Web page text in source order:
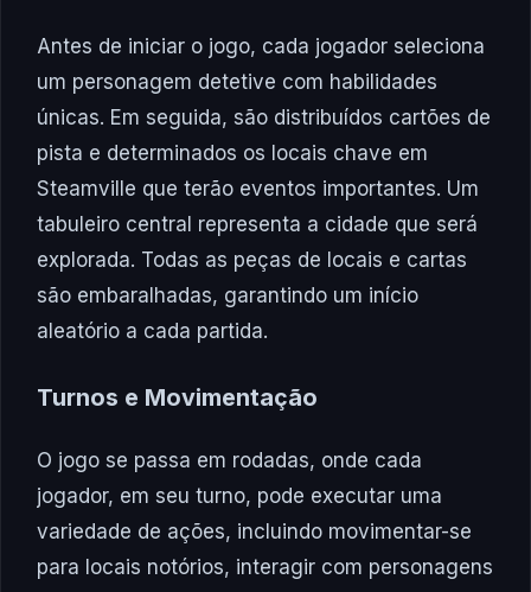
Antes de iniciar o jogo, cada jogador seleciona
um personagem detetive com habilidades
únicas. Em seguida, são distribuídos cartões de
pista e determinados os locais chave em
Steamville que terão eventos importantes. Um
tabuleiro central representa a cidade que será
explorada. Todas as peças de locais e cartas
são embaralhadas, garantindo um início
aleatório a cada partida.
Turnos e Movimentação
O jogo se passa em rodadas, onde cada
jogador, em seu turno, pode executar uma
variedade de ações, incluindo movimentar-se
para locais notórios, interagir com personagens